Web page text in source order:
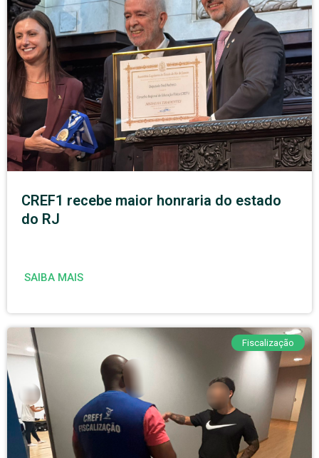
CREF1 recebe maior honraria do estado
do RJ
SAIBA MAIS
Fiscalização